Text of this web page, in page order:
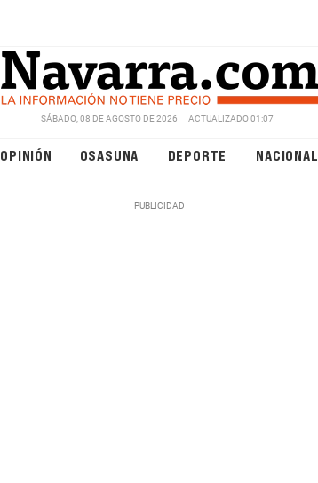
SÁBADO, 08 DE AGOSTO DE 2026 ACTUALIZADO 01:07
OPINIÓN OSASUNA DEPORTE NACIONAL